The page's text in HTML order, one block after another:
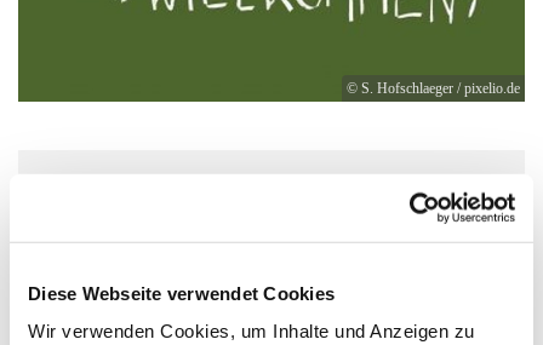
Diese Webseite verwendet Cookies
Wir verwenden Cookies, um Inhalte und Anzeigen zu
© S. Hofschlaeger / pixelio.de
Paul-Gerhardt-Kirchengemeinde,
Gemeindesaal, Ivensring 9, 24149 Kiel